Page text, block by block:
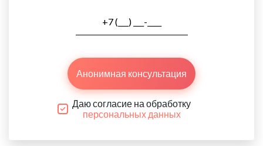
Анонимная консультация
Даю согласие на обработку
персональных данных